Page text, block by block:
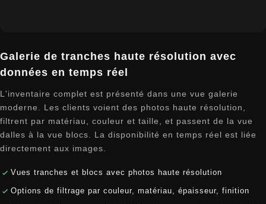
Galerie de tranches haute résolution avec
données en temps réel
L'inventaire complet est présenté dans une vue galerie
moderne. Les clients voient des photos haute résolution,
filtrent par matériau, couleur et taille, et passent de la vue
dalles à la vue blocs. La disponibilité en temps réel est liée
directement aux images.
Vues tranches et blocs avec photos haute résolution
Options de filtrage par couleur, matériau, épaisseur, finition